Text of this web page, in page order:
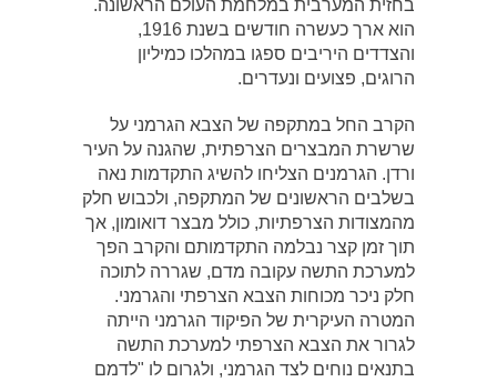
בחזית המערבית במלחמת העולם הראשונה.
הוא ארך כעשרה חודשים בשנת 1916,
והצדדים היריבים ספגו במהלכו כמיליון
הרוגים, פצועים ונעדרים.
הקרב החל במתקפה של הצבא הגרמני על
שרשרת המבצרים הצרפתית, שהגנה על העיר
ורדן. הגרמנים הצליחו להשיג התקדמות נאה
בשלבים הראשונים של המתקפה, ולכבוש חלק
מהמצודות הצרפתיות, כולל מבצר דואומון, אך
תוך זמן קצר נבלמה התקדמותם והקרב הפך
למערכת התשה עקובה מדם, שגררה לתוכה
חלק ניכר מכוחות הצבא הצרפתי והגרמני.
המטרה העיקרית של הפיקוד הגרמני הייתה
לגרור את הצבא הצרפתי למערכת התשה
בתנאים נוחים לצד הגרמני, ולגרום לו "לדמם